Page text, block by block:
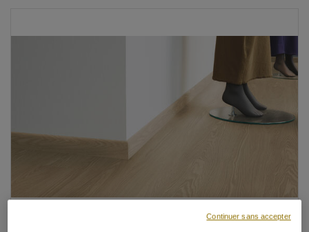
Continuer sans accepter